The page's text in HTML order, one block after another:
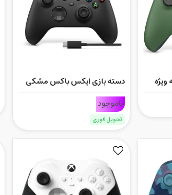
دسته بازی ایکس باکس مشکی
Carbon Black با کابل USB-C
ناموجود
تحویل فوری